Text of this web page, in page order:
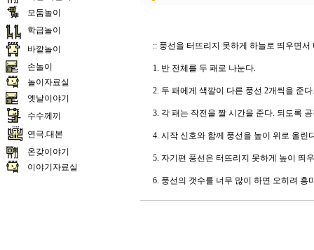
모둠놀이
학급놀이
바깥놀이
손놀이
놀이자료실
옛날이야기
수수께끼
연극.대본
온갖이야기
이야기자료실
:: 풍선을 터뜨리지 못하게 하늘로 띄우면
1. 반 전체를 두 패로 나눈다.
2. 두 패에게 색깔이 다른 풍선 2개씩을 준다.
3. 각 패는 작전을 짤 시간을 준다. 되도록
4. 시작 신호와 함께 풍선을 높이 위로 올린
5. 자기편 풍선은 터뜨리지 못하게 높이 띄
6. 풍선의 갯수를 너무 많이 하면 오히려 흥